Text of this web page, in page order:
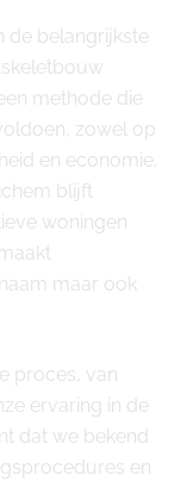
de belangrijkste
methode die
zowel op
en economie.
blijft
woningen
maar ook
proces, van
ervaring in de
dat we bekend
en